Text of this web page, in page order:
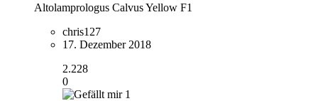
Altolamprologus Calvus Yellow F1
chris127
17. Dezember 2018
2.228
0
1